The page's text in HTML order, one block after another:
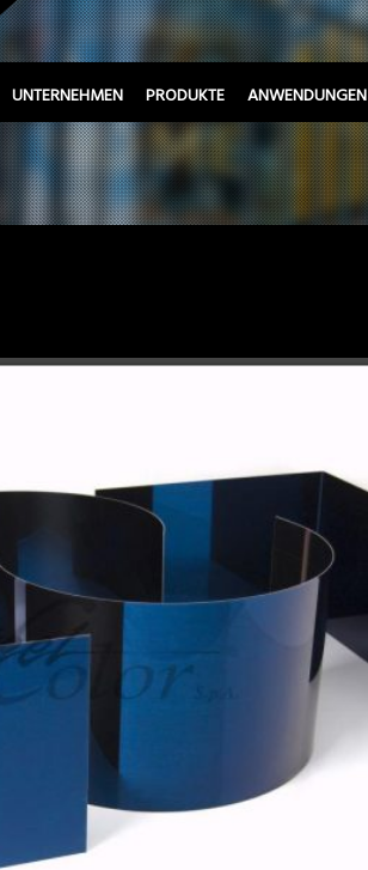
UNTERNEHMEN PRODUKTE ANWENDUNGEN